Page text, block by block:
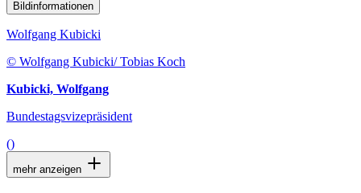
Bildinformationen
Wolfgang Kubicki
© Wolfgang Kubicki/ Tobias Koch
Kubicki, Wolfgang
Bundestagsvizepräsident
()
mehr anzeigen